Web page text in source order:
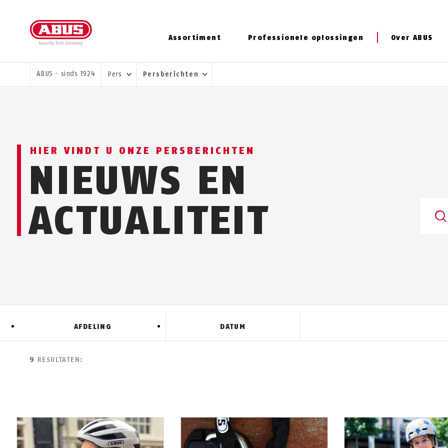
Assortiment Professionele oplossingen Over ABUS
U BENT HIER:
ABUS - sinds 1924 Pers Persberichten
HIER VINDT U ONZE PERSBERICHTEN
NIEUWS EN
ACTUALITEIT
AFDELING DATUM
9 RESULTATEN: